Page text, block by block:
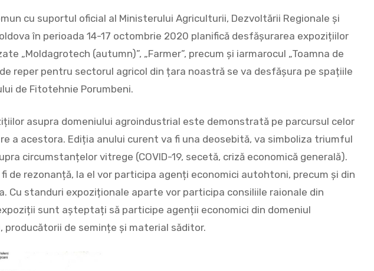
or ESC to close
cu suportul oficial al Ministerului Agriculturii, Dezvoltării Regionale și
în perioada 14-17 octombrie 2020 planifică desfășurarea expozițiilor
„Moldagrotech (autumn)”, „Farmer”, precum și iarmarocul „Toamna de
reper pentru sectorul agricol din țara noastră se va desfășura pe spațiile
de Fitotehnie Porumbeni.
asupra domeniului agroindustrial este demonstrată pe parcursul celor
a acestora. Ediția anului curent va fi una deosebită, va simboliza triumful
circumstanțelor vitrege (COVID-19, secetă, criză economică generală).
de rezonanță, la el vor participa agenți economici autohtoni, precum și din
Cu standuri expoziționale aparte vor participa consiliile raionale din
sunt așteptați să participe agenții economici din domeniul
producătorii de semințe și material săditor.